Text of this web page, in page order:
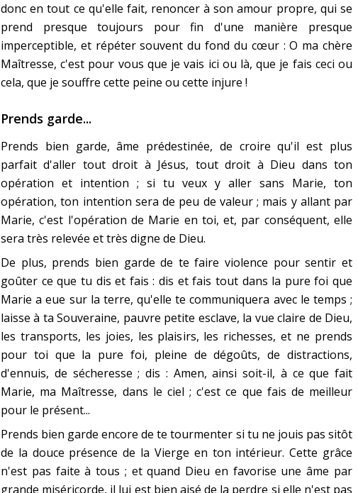
donc en tout ce qu'elle fait, renoncer à son amour propre, qui se
prend presque toujours pour fin d'une manière presque
imperceptible, et répéter souvent du fond du cœur : O ma chère
Maîtresse, c'est pour vous que je vais ici ou là, que je fais ceci ou
cela, que je souffre cette peine ou cette injure !
Prends garde...
Prends bien garde, âme prédestinée, de croire qu'il est plus
parfait d'aller tout droit à Jésus, tout droit à Dieu dans ton
opération et intention ; si tu veux y aller sans Marie, ton
opération, ton intention sera de peu de valeur ; mais y allant par
Marie, c'est l'opération de Marie en toi, et, par conséquent, elle
sera très relevée et très digne de Dieu.
De plus, prends bien garde de te faire violence pour sentir et
goûter ce que tu dis et fais : dis et fais tout dans la pure foi que
Marie a eue sur la terre, qu'elle te communiquera avec le temps ;
laisse à ta Souveraine, pauvre petite esclave, la vue claire de Dieu,
les transports, les joies, les plaisirs, les richesses, et ne prends
pour toi que la pure foi, pleine de dégoûts, de distractions,
d'ennuis, de sécheresse ; dis : Amen, ainsi soit-il, à ce que fait
Marie, ma Maîtresse, dans le ciel ; c'est ce que fais de meilleur
pour le présent...
Prends bien garde encore de te tourmenter si tu ne jouis pas sitôt
de la douce présence de la Vierge en ton intérieur. Cette grâce
n'est pas faite à tous ; et quand Dieu en favorise une âme par
grande miséricorde, il lui est bien aisé de la perdre si elle n'est pas